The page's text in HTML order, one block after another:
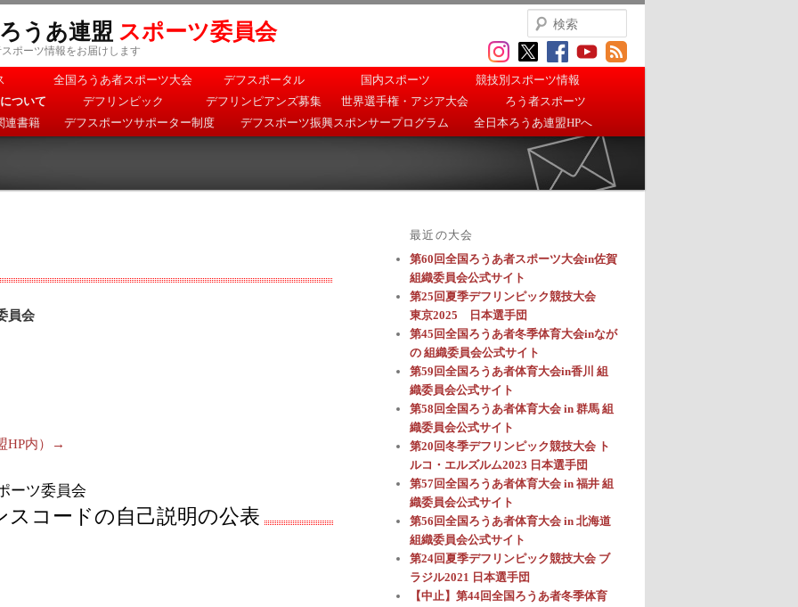
うあ連盟 スポーツ委員会
ポーツ情報をお届けします
全国ろうあ者スポーツ大会 デフスポータル 国内スポーツ
競技別スポーツ情報
ついて
デフリンピック デフリンピアンズ募集 世界選手権・アジア大会
ろう者スポーツ
連書籍
デフスポーツサポーター制度 デフスポーツ振興スポンサープログラム 全日本ろうあ連盟HPへ
員会
HP内）→
ーツ委員会
コードの自己説明の公表
最近の大会
第60回全国ろうあ者スポーツ大会in佐賀
組織委員会公式サイト
第25回夏季デフリンピック競技大会
東京2025 日本選手団
第45回全国ろうあ者冬季体育大会inなが
の 組織委員会公式サイト
第59回全国ろうあ者体育大会in香川 組
織委員会公式サイト
第58回全国ろうあ者体育大会 in 群馬 組
織委員会公式サイト
第20回冬季デフリンピック競技大会 ト
ルコ・エルズルム2023 日本選手団
第57回全国ろうあ者体育大会 in 福井 組
織委員会公式サイト
第56回全国ろうあ者体育大会 in 北海道
組織委員会公式サイト
第24回夏季デフリンピック競技大会 ブ
ラジル2021 日本選手団
【中止】第44回全国ろうあ者冬季体育